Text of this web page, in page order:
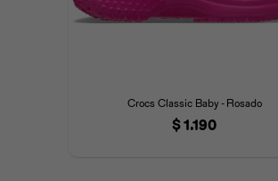
Crocs Classic Baby - Rosado
$1.190